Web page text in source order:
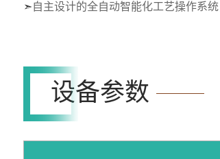
➣自主设计的全自动智能化工艺操作系
设备参数